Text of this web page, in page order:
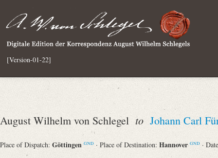
[Version-01-22]
August Wilhelm von Schlegel to Johann Carl
Place of Dispatch: Göttingen GND · Place of Destination: Hannover GND ·